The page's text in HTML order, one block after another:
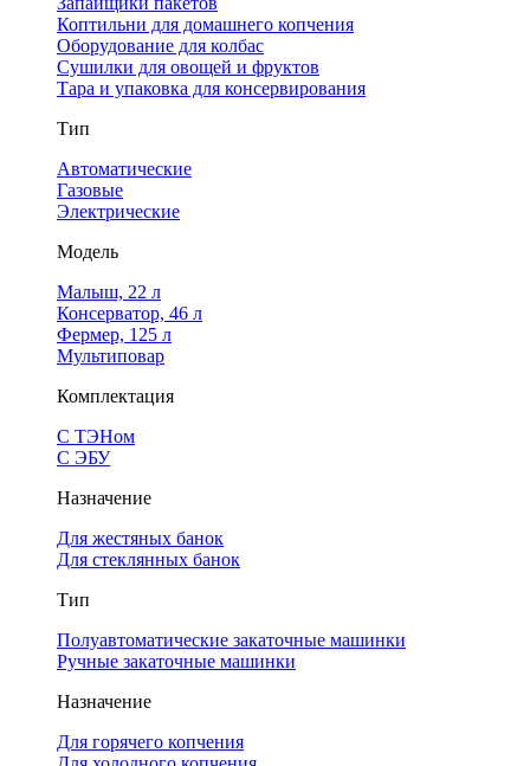
Коптильни для домашнего копчения
Оборудование для колбас
Сушилки для овощей и фруктов
Тара и упаковка для консервирования
Тип
Автоматические
Газовые
Электрические
Модель
Малыш, 22 л
Консерватор, 46 л
Фермер, 125 л
Мультиповар
Комплектация
С ТЭНом
С ЭБУ
Назначение
Для жестяных банок
Для стеклянных банок
Тип
Полуавтоматические закаточные машинки
Ручные закаточные машинки
Назначение
Для горячего копчения